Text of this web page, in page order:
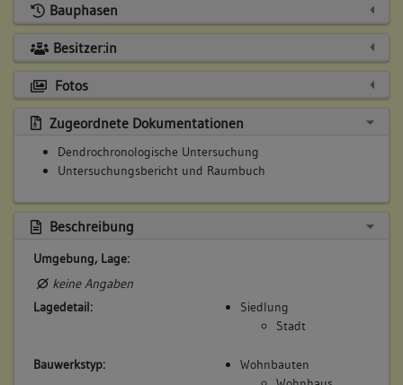
Bauphasen
Besitzer:in
Fotos
Zugeordnete Dokumentationen
Dendrochronologische Untersuchung
Untersuchungsbericht und Raumbuch
Beschreibung
Umgebung, Lage:
keine Angaben
Lagedetail:
Siedlung
Stadt
Bauwerkstyp:
Wohnbauten